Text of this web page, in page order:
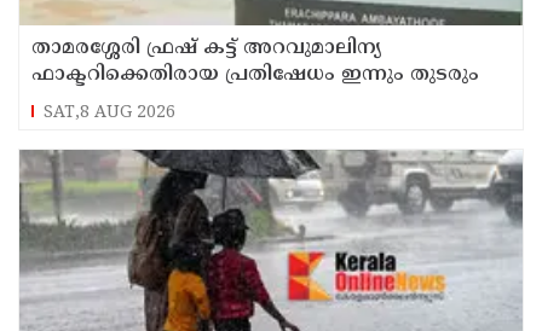
താമരശ്ശേരി ഫ്രഷ് കട്ട് അറവുമാലിന്യ
ഫാക്ടറിക്കെതിരായ പ്രതിഷേധം ഇന്നും തുടരും
SAT,8 AUG 2026